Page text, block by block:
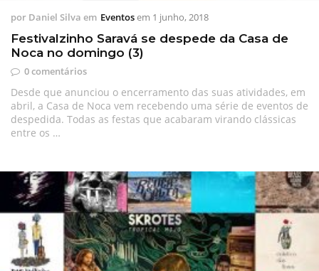
por Daniel Silva em Eventosem 1 junho, 2018
Festivalzinho Saravá se despede da Casa de
Noca no domingo (3)
0 comentários
Desde que anunciou o encerramento das suas atividades, em
abril, a Casa de Noca vem recebendo uma série de eventos de
despedida. Todas as festas que acabaram virando clássicas
entre os …